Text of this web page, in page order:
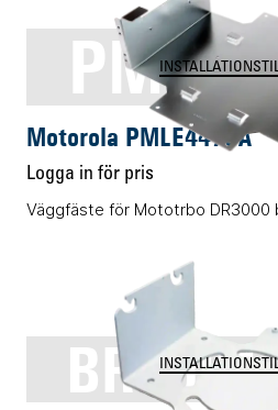
Motorola PMLE4476A
Logga in för pris
Väggfäste för Mototrbo DR3000